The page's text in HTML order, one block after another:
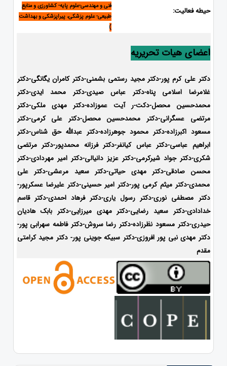
حیطه فعالیت:
فنی و مهندسی-علوم پایه- کشاورزی و منابع
طبیعی- علوم پزشکی، پیراپزشکی و بهداشت
)
اعضای هیات تحریریه
دکتر علی کرم پور-دکتر مجید رستمی بشمنی-دکتر کامران یگانگی-دکتر
غلامرضا اسلامی پناه-دکتر عباس صیدی-دکتر محمد ایدی-دکتر
محمدحسین محصل-دکت-ر آیت عموزاده-دکتر مهدی ملکی-دکتر
مرتضی عسگرانی-دکتر محمدحسین محصل-دکتر علی کرمی-دکتر
مسعود اکبرزاده-دکتر محمود جوهرزاده-دکتر عبدالله حق شناس-دکتر
ابراهیم عباسی-دکتر عباس کیانفر-دکتر فرزانه محمدپور-دکتر مرتضی
شکری-دکتر جواد شیرکرمی-دکتر عزیز دانیالی-دکتر امیر مهردادی-دکتر
محسن صادقی-دکتر مهدی حیاتی-دکتر سعید مرعشی-دکتر علی
محمدی-دکتر میثم کرمی پور-دکتر امیر حسینی-دکتر علیرضا عسکرپور-
دکتر مصطفی نوری-دکتر رسول یاری-دکتر فرهاد احمدی-دکتر قاسم
خدادادی-دکتر سعید رضایی-دکتر مهدی میرزایی-دکتر بابک هادیان
حیدری-دکتر مسعود نظرزاده-دکتر رضا سروش-دکتر فاطمه سهرابی پور-
دکتر مهدی نبی پور افروزی-دکتر سبیکه جوینی پور- دکتر مجید کرامتی
مقدم